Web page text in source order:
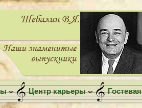
Центр карьеры Гостевая